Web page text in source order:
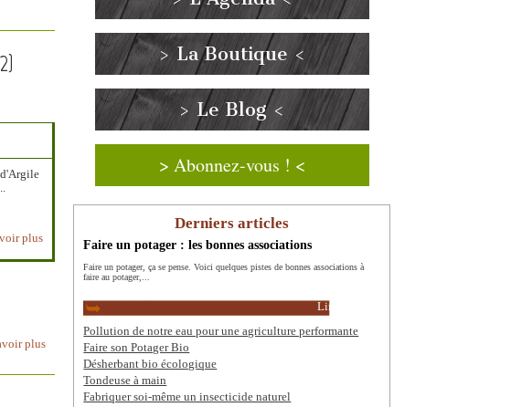
2)
plus
plus
> La Boutique <
> Le Blog <
> Abonnez-vous ! <
Derniers articles
Faire un potager : les bonnes associations
Faire un potager, ça se pense. Voici quelques pistes de bonnes associations à
faire au potager,...
Lire la suite
Pollution de notre eau pour une agriculture performante
Faire son Potager Bio
Désherbant bio écologique
Tondeuse à main
Fabriquer soi-même un insecticide naturel